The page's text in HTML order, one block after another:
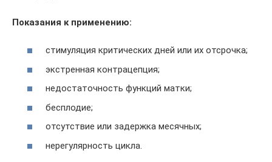
Показания к применению:
стимуляция критических дней или их отсрочка;
экстренная контрацепция;
недостаточность функций матки;
бесплодие;
отсутствие или задержка месячных;
нерегулярность цикла.